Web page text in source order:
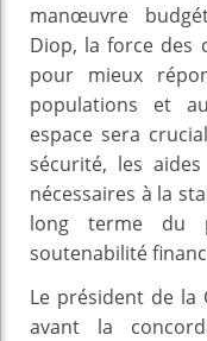
manœuvre
Diop, la force des
pour mieux
populations et
espace sera
sécurité, les
nécessaires à la
long terme du
soutenabilité
Le président de la
avant la